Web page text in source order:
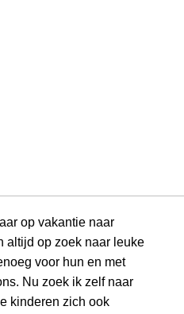
op vakantie naar
altijd op zoek naar leuke
voor hun en met
Nu zoek ik zelf naar
kinderen zich ook